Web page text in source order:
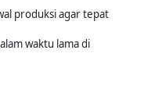
produksi agar tepat
waktu lama di